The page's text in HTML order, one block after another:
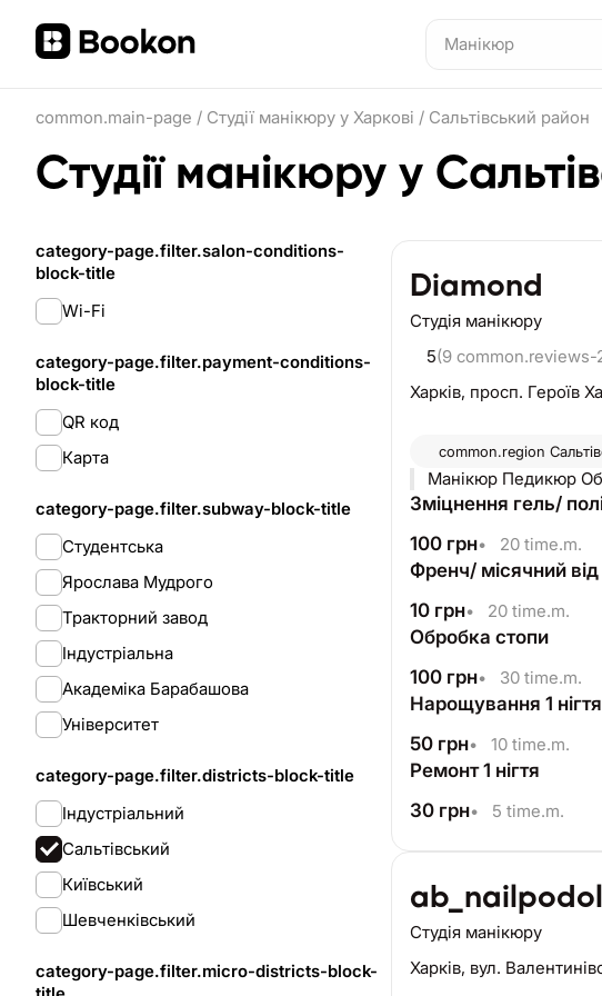
common.main-page / Студії манікюру у Харкові / Сальтівський район
Студії манікюру у
category-page.filter.salon-conditions-
block-title
Wi-Fi
category-page.filter.payment-conditions-
block-title
QR код
Карта
category-page.filter.subway-block-title
Студентська
Ярослава Мудрого
Тракторний завод
Індустріальна
Академіка Барабашова
Університет
category-page.filter.districts-block-title
Індустріальний
Сальтівський
Київський
Шевченківський
category-page.filter.micro-districts-block-
Diamond
Студія манікюру
5(9 common.reviews-
Харків, просп. Героїв
common.region
Манікюр
Зміцнення гель/
100 грн• 20 time.m.
Френч/ місячний від
10 грн• 20 time.m.
Обробка стопи
100 грн• 30 time.m.
Нарощування 1 нігтя
50 грн• 10 time.m.
Ремонт 1 нігтя
30 грн• 5 time.m.
Студія манікюру
Харків, вул.